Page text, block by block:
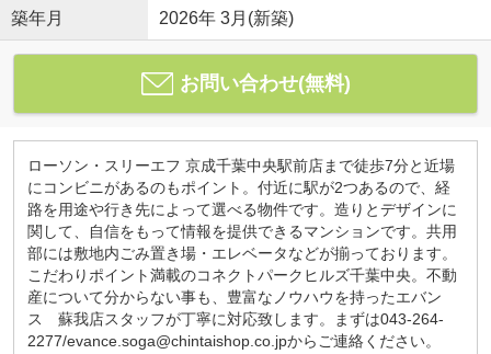
築年月 2026年 3月(新築)
お問い合わせ(無料)
ローソン・スリーエフ 京成千葉中央駅前店まで徒歩7分と近場
にコンビニがあるのもポイント。付近に駅が2つあるので、経
路を用途や行き先によって選べる物件です。造りとデザインに
関して、自信をもって情報を提供できるマンションです。共用
部には敷地内ごみ置き場・エレベータなどが揃っております。
こだわりポイント満載のコネクトパークヒルズ千葉中央。不動
産について分からない事も、豊富なノウハウを持ったエバン
ス 蘇我店スタッフが丁寧に対応致します。まずは043-264-
2277/evance.soga@chintaishop.co.jpからご連絡ください。